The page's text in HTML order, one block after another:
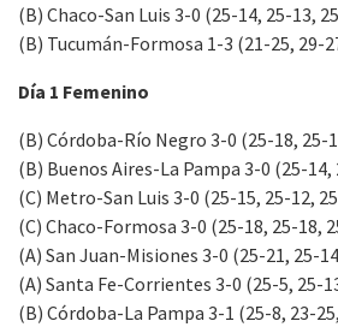
(B) Chaco-San Luis 3-0 (25-14, 25-13,
(B) Tucumán-Formosa 1-3 (21-25, 29-
Día 1 Femenino
(B) Córdoba-Río Negro 3-0 (25-18, 25-
(B) Buenos Aires-La Pampa 3-0 (25-14,
(C) Metro-San Luis 3-0 (25-15, 25-12,
(C) Chaco-Formosa 3-0 (25-18, 25-18,
(A) San Juan-Misiones 3-0 (25-21, 25-
(A) Santa Fe-Corrientes 3-0 (25-5, 25-
(B) Córdoba-La Pampa 3-1 (25-8, 23-